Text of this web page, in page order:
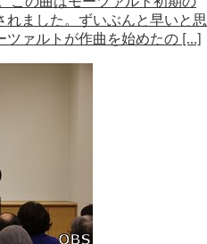
ました。ずいぶんと早いと思
ツァルトが作曲を始めたの […]